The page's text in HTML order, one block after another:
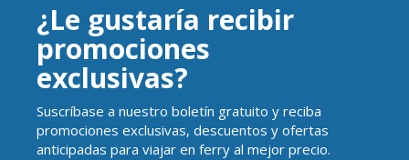
¿Le gustaría recibir
promociones
exclusivas?
Suscríbase a nuestro boletín gratuito y reciba
promociones exclusivas, descuentos y ofertas
anticipadas para viajar en ferry al mejor precio.